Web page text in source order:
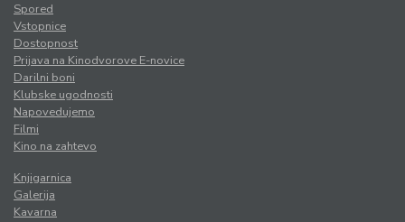
Spored
Vstopnice
Dostopnost
Prijava na Kinodvorove E-novice
Darilni boni
Klubske ugodnosti
Napovedujemo
Filmi
Kino na zahtevo
Knjigarnica
Galerija
Kavarna